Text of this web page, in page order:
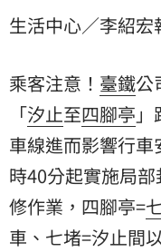
上、下行列車均有延
生活中心／李紹宏
乘客注意！ 臺鐵公
「汐止至四腳亭
車線進而影響行
時40分起實施局部
修作業，四腳亭=
車、七堵=汐止間